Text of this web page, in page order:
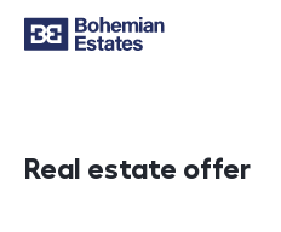
Real estate offer